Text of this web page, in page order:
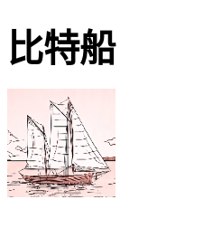
比特船